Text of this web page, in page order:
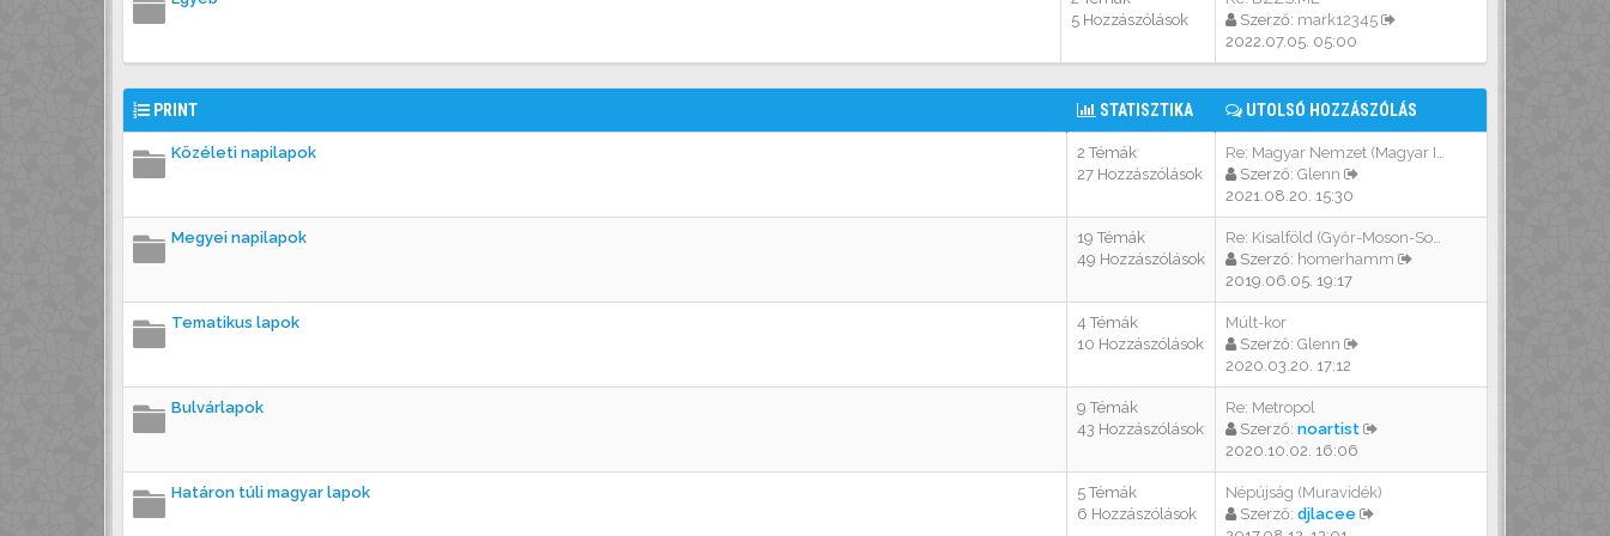
5 Hozzászólások
Szerző: mark12345
2022.07.05. 05:00
PRINT STATISZTIKA UTOLSÓ HOZZÁSZÓLÁS
Közéleti napilapok
2 Témák
27 Hozzászólások
Re: Magyar Nemzet (Magyar Idő…
Szerző: Glenn
2021.08.20. 15:30
Megyei napilapok
19 Témák
49 Hozzászólások
Re: Kisalföld (Győr-Moson-Sop…
Szerző: homerhamm
2019.06.05. 19:17
Tematikus lapok
4 Témák
10 Hozzászólások
Múlt-kor
Szerző: Glenn
2020.03.20. 17:12
Bulvárlapok
9 Témák
43 Hozzászólások
Re: Metropol
Szerző: noartist
2020.10.02. 16:06
Határon túli magyar lapok
5 Témák
6 Hozzászólások
Népújság (Muravidék)
Szerző: djlacee